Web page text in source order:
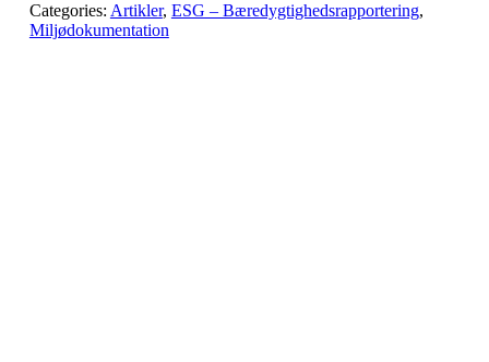
Categories: Artikler, ESG – Bæredygtighedsrapportering,
Miljødokumentation